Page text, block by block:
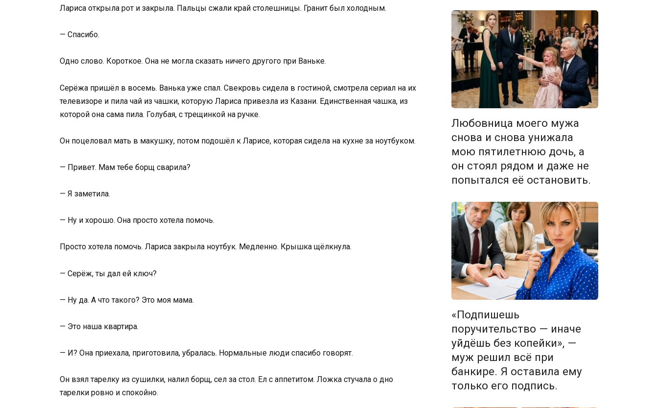
Лариса открыла рот и закрыла. Пальцы сжали край столешницы. Гранит был холодным.
— Спасибо.
Одно слово. Короткое. Она не могла сказать ничего другого при Ваньке.
Серёжа пришёл в восемь. Ванька уже спал. Свекровь сидела в гостиной, смотрела сериал на их
телевизоре и пила чай из чашки, которую Лариса привезла из Казани. Единственная чашка, из
которой она сама пила. Голубая, с трещинкой на ручке.
Он поцеловал мать в макушку, потом подошёл к Ларисе, которая сидела на кухне за ноутбуком.
— Привет. Мам тебе борщ сварила?
— Я заметила.
— Ну и хорошо. Она просто хотела помочь.
Просто хотела помочь. Лариса закрыла ноутбук. Медленно. Крышка щёлкнула.
— Серёж, ты дал ей ключ?
— Ну да. А что такого? Это моя мама.
— Это наша квартира.
— И? Она приехала, приготовила, убралась. Нормальные люди спасибо говорят.
Он взял тарелку из сушилки, налил борщ, сел за стол. Ел с аппетитом. Ложка стучала о дно
тарелки ровно и спокойно.
Любовница моего мужа
снова и снова унижала
мою пятилетнюю дочь, а
он стоял рядом и даже не
попытался её остановить.
«Подпишешь
поручительство — иначе
уйдёшь без копейки», —
муж решил всё при
банкире. Я оставила ему
только его подпись.